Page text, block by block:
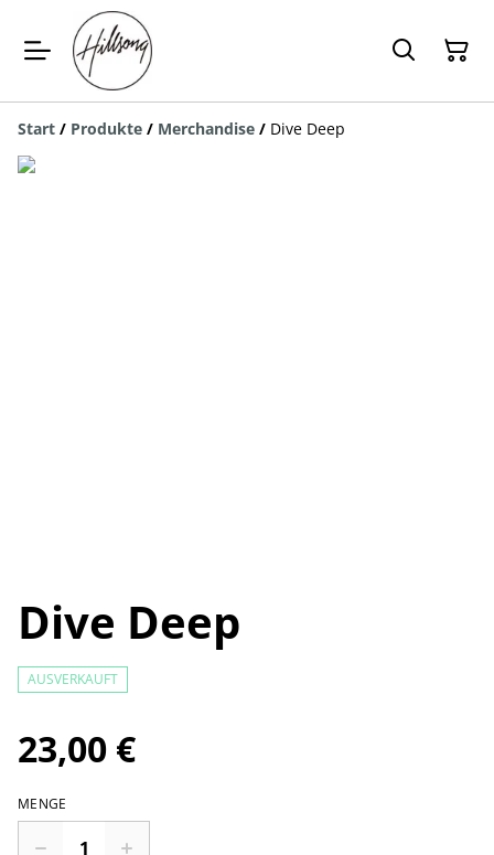
Start / Produkte / Merchandise / Dive Deep
Dive Deep
AUSVERKAUFT
23,00 €
MENGE